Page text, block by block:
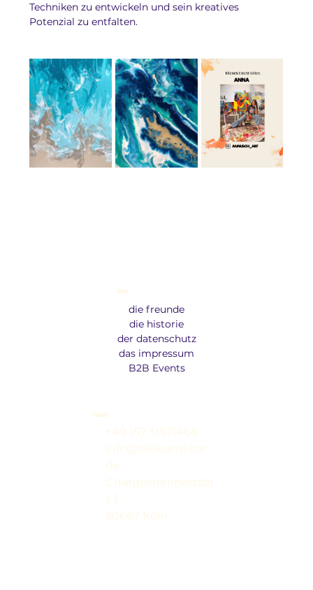
Techniken zu entwickeln und sein kreatives
Potenzial zu entfalten.
Menu
die freunde
die historie
der datenschutz
das impressum
B2B Events
Kontakt
+49 157 31571468
info@diekunstbar.
de
Chargesheimerplat
z 1
50667 Köln